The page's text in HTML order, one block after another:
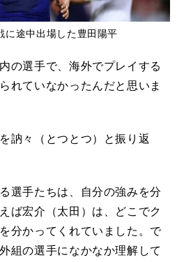
に途中出場した豊田陽平
の選手で、海外でプレイする
れていなかったんだと思いま
訥々（とつとつ）と振り返
選手たちは、自分の強みを分
ば宏介（太田）は、どこでク
分かってくれていました。で
組の選手になかなか理解して